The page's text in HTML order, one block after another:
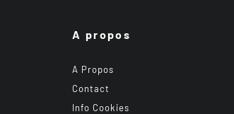
A propos
A Propos
Contact
Info Cookies